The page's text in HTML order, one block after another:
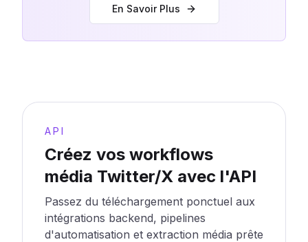
En Savoir Plus
API
Créez vos workflows
média Twitter/X avec l'API
Passez du téléchargement ponctuel aux
intégrations backend, pipelines
d'automatisation et extraction média prête